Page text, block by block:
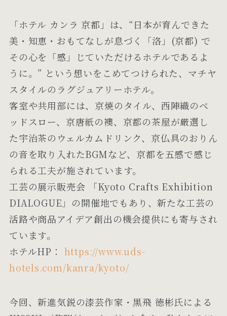
「ホテル カンラ 京都」は、“日本が育んできた
美・知恵・おもてなしが息づく「洛」(京都) で
その心を「感」じていただけるホテルであるよ
うに。” という想いをこめてつけられた、マチヤ
スタイルのラグジュアリーホテル。
客室や共用部には、京焼のタイル、西陣織のベ
ッドスロー、京唐紙の襖、京都の茶屋が厳選し
た宇治茶のウェルカムドリンク、京仏具のおりん
の音を取り入れたBGMなど、京都を五感で感じ
られる工夫が施されています。
工芸の展示販売会 「Kyoto Crafts Exhibition
DIALOGUE」の開催地でもあり、新たな工芸の
活路や商品アイデア創出の機会提供にも寄与され
ています。
ホテルHP： https://www.uds-
hotels.com/kanra/kyoto/
今回、新進気鋭の漆芸作家・黒飛 徳彬氏による